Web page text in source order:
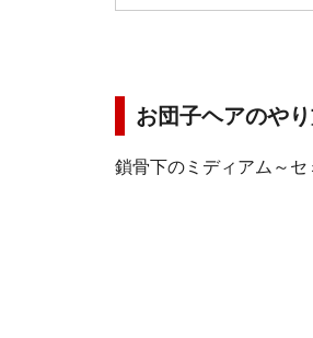
お団子ヘアのや
鎖骨下のミディアム～セ